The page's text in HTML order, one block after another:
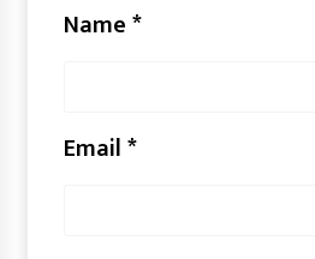
Name*
Email*